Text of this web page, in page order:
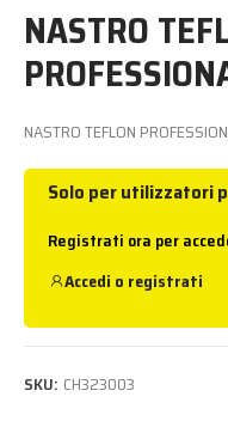
NASTRO
NASTRO TEFLON
Solo per utilizzatori
Registrati ora per
Accedi o registrati
SKU: CH323003